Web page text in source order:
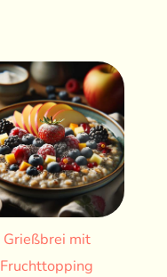
Grießbrei mit
Fruchttopping